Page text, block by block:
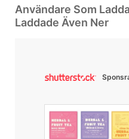
Användare Som
Laddade Även Ner